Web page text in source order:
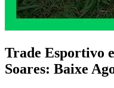
Trade Esportivo
Soares: Baixe